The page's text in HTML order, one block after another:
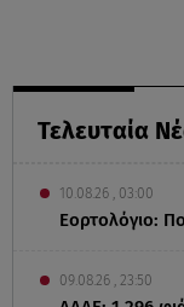
Τελευταία
10.08.26 , 03:00
Εορτολόγιο:
09.08.26 , 23:50